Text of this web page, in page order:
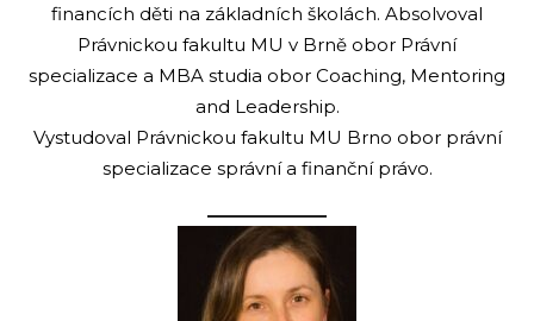
financích děti na základních školách. Absolvoval
Právnickou fakultu MU v Brně obor Právní
specializace a MBA studia obor Coaching, Mentoring
and Leadership.
Vystudoval Právnickou fakultu MU Brno obor právní
specializace správní a finanční právo.